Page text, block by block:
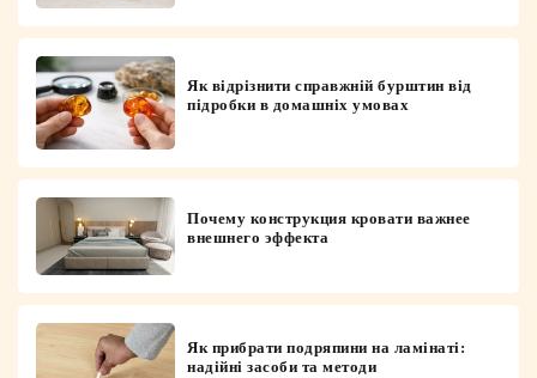
Як відрізнити справжній бурштин від
підробки в домашніх умовах
Почему конструкция кровати важнее
внешнего эффекта
Як прибрати подряпини на ламінаті:
надійні засоби та методи